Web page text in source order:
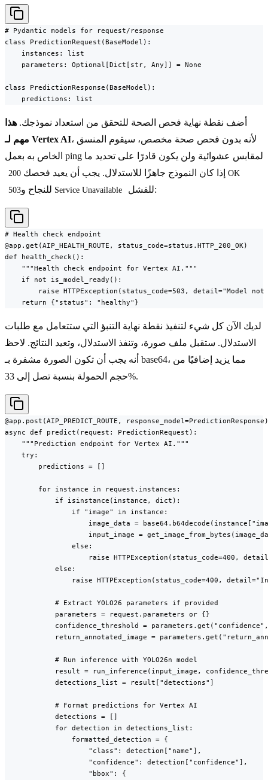
# Pydantic models for request/response
class PredictionRequest(BaseModel):
    instances: list
    parameters: Optional[Dict[str, Any]] = None
class PredictionResponse(BaseModel):
    predictions: list
أضف نقطة نهاية فحص الصحة للتحقق من استعداد نموذجك. هذا
مهم لـ Vertex AI، لأنه بدون فحص صحة مخصص، سيقوم المنسق
الخاص به بعمل ping لمقابس عشوائية ولن يكون قادرًا على تحديد ما
إذا كان النموذج جاهزًا للاستدلال. يجب أن يعيد فحصك 200 OK
للنجاح و 503 Service Unavailable للفشل:
# Health check endpoint
@app.get(AIP_HEALTH_ROUTE, status_code=status.HTTP_200_OK)
def health_check():
    """Health check endpoint for Vertex AI."""
    if not is_model_ready():
raise HTTPException(status_code=503, detail="Model not
    return {"status": "healthy"}
لديك الآن كل شيء لتنفيذ نقطة نهاية التنبؤ التي ستتعامل مع طلبات
الاستدلال. ستقبل ملف صورة، وتنفذ الاستدلال، وتعيد النتائج. لاحظ
أنه يجب أن تكون الصورة مشفرة بـ base64، مما يزيد إضافيًا من
حجم الحمولة بنسبة تصل إلى 33%.
@app.post(AIP_PREDICT_ROUTE, response_model=PredictionResponse)
async def predict(request: PredictionRequest):
    """Prediction endpoint for Vertex AI."""
    try:
        predictions = []
        for instance in request.instances:
            if isinstance(instance, dict):
                if "image" in instance:
image_data =
input_image =
                else:
raise HTTPException(status_code=400,
            else:
raise HTTPException(status_code=400,
            # Extract YOLO26 parameters if provided
            parameters = request.parameters or {}
confidence_threshold =
return_annotated_image =
            # Run inference with YOLO26n model
result = run_inference(input_image,
            detections_list = result["detections"]
            # Format predictions for Vertex AI
            detections = []
            for detection in detections_list:
                formatted_detection = {
                    "class": detection["name"],
                    "confidence": detection["confidence"],
                    "bbox": {